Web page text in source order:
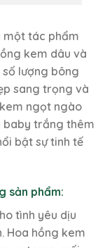
một tác phẩm
kem dâu và
lượng bông
sang trọng và
ngọt ngào
baby trắng thêm
bật sự tinh tế
sản phẩm:
tình yêu dịu
Hoa hồng kem